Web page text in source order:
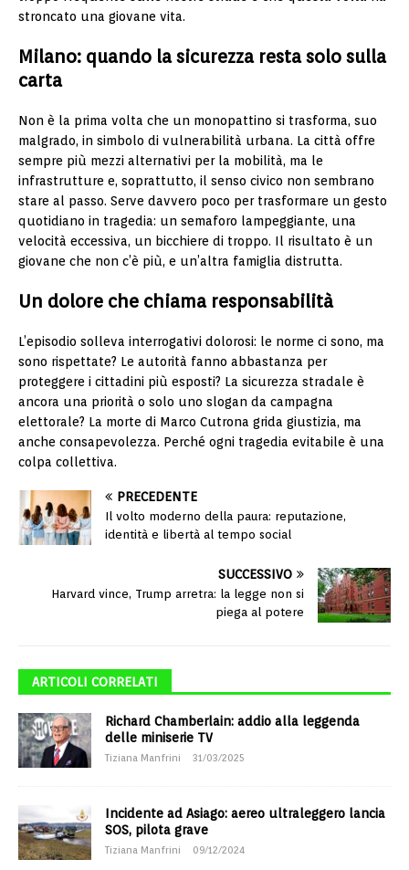
stroncato una giovane vita.
Milano: quando la sicurezza resta solo sulla
carta
Non è la prima volta che un monopattino si trasforma, suo
malgrado, in simbolo di vulnerabilità urbana. La città offre
sempre più mezzi alternativi per la mobilità, ma le
infrastrutture e, soprattutto, il senso civico non sembrano
stare al passo. Serve davvero poco per trasformare un gesto
quotidiano in tragedia: un semaforo lampeggiante, una
velocità eccessiva, un bicchiere di troppo. Il risultato è un
giovane che non c’è più, e un’altra famiglia distrutta.
Un dolore che chiama responsabilità
L’episodio solleva interrogativi dolorosi: le norme ci sono, ma
sono rispettate? Le autorità fanno abbastanza per
proteggere i cittadini più esposti? La sicurezza stradale è
ancora una priorità o solo uno slogan da campagna
elettorale? La morte di Marco Cutrona grida giustizia, ma
anche consapevolezza. Perché ogni tragedia evitabile è una
colpa collettiva.
PRECEDENTE
Il volto moderno della paura: reputazione,
identità e libertà al tempo social
SUCCESSIVO
Harvard vince, Trump arretra: la legge non si
piega al potere
ARTICOLI CORRELATI
Richard Chamberlain: addio alla leggenda
delle miniserie TV
Tiziana Manfrini 31/03/2025
Incidente ad Asiago: aereo ultraleggero lancia
SOS, pilota grave
Tiziana Manfrini 09/12/2024